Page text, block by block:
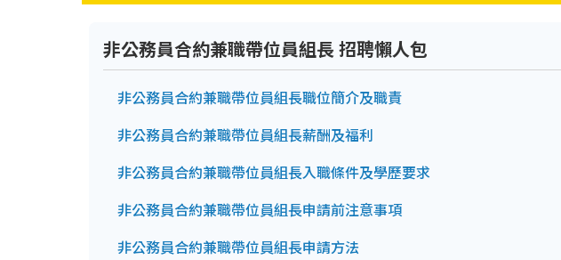
非公務員合約兼職帶位員組長 招聘懶人包
非公務員合約兼職帶位員組長職位簡介及職責
非公務員合約兼職帶位員組長薪酬及福利
非公務員合約兼職帶位員組長入職條件及學歷要求
非公務員合約兼職帶位員組長申請前注意事項
非公務員合約兼職帶位員組長申請方法